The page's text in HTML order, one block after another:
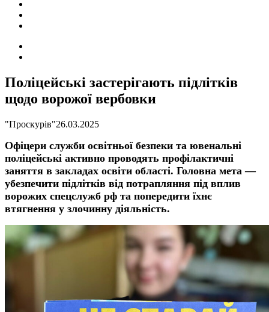
Поліцейські застерігають підлітків
щодо ворожої вербовки
"Проскурів"26.03.2025
Офіцери служби освітньої безпеки та ювенальні
поліцейські активно проводять профілактичні
заняття в закладах освіти області. Головна мета —
убезпечити підлітків від потрапляння під вплив
ворожих спецслужб рф та попередити їхнє
втягнення у злочинну діяльність.